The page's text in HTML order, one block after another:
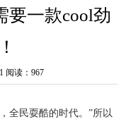
要一款cool劲
阅读：967
全民耍酷的时代。”所以